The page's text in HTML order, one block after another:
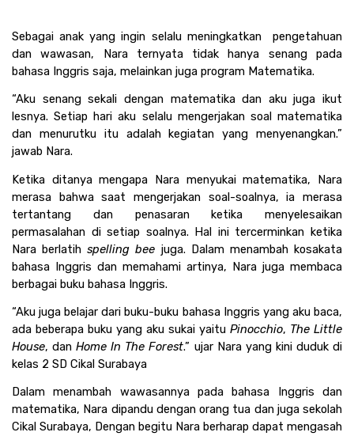
Sebagai anak yang ingin selalu meningkatkan  pengetahuan
dan wawasan, Nara ternyata tidak hanya senang pada
bahasa Inggris saja, melainkan juga program Matematika.
“Aku senang sekali dengan matematika dan aku juga ikut
lesnya. Setiap hari aku selalu mengerjakan soal matematika
dan menurutku itu adalah kegiatan yang menyenangkan.”
jawab Nara.
Ketika ditanya mengapa Nara menyukai matematika, Nara
merasa bahwa saat mengerjakan soal-soalnya, ia merasa
tertantang dan penasaran ketika menyelesaikan
permasalahan di setiap soalnya. Hal ini tercerminkan ketika
Nara berlatih spelling bee juga. Dalam menambah kosakata
bahasa Inggris dan memahami artinya, Nara juga membaca
berbagai buku bahasa Inggris.
“Aku juga belajar dari buku-buku bahasa Inggris yang aku baca,
ada beberapa buku yang aku sukai yaitu Pinocchio, The Little
House, dan Home In The Forest.” ujar Nara yang kini duduk di
kelas 2 SD Cikal Surabaya
Dalam menambah wawasannya pada bahasa Inggris dan
matematika, Nara dipandu dengan orang tua dan juga sekolah
Cikal Surabaya, Dengan begitu Nara berharap dapat mengasah